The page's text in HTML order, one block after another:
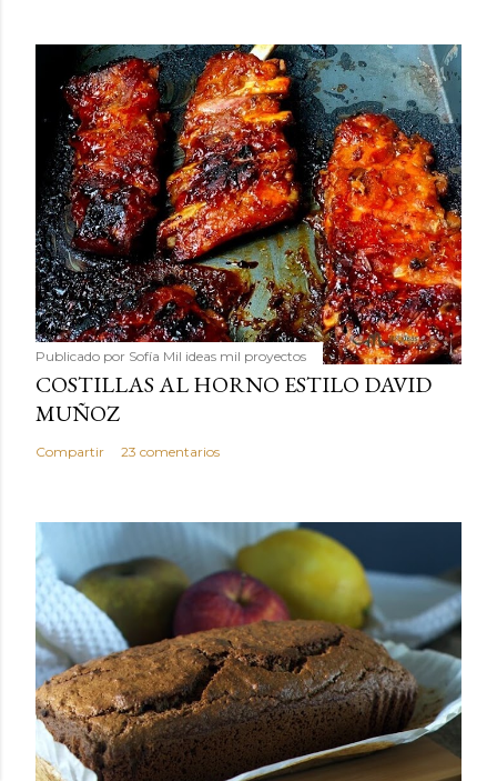
Publicado por Sofía Mil ideas mil proyectos
COSTILLAS AL HORNO ESTILO DAVID
MUÑOZ
Compartir 23 comentarios